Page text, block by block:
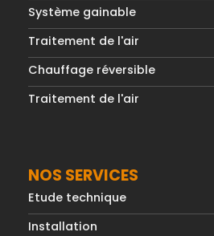
Système gainable
Traitement de l'air
Chauffage réversible
Traitement de l'air
NOS SERVICES
Etude technique
Installation